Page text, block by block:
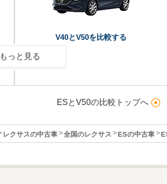
V40とV50を比較する
もっと見る
ESとV50の比較トップへ
レクサスの中古車 全国のレクサス ESの中古車